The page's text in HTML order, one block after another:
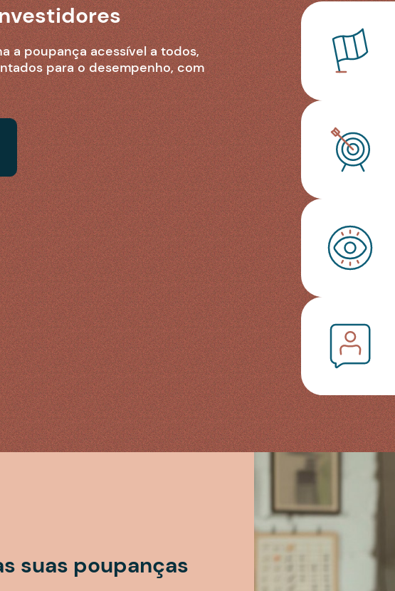
a poupança acessível a todos,
para o desempenho, com
suas poupanças